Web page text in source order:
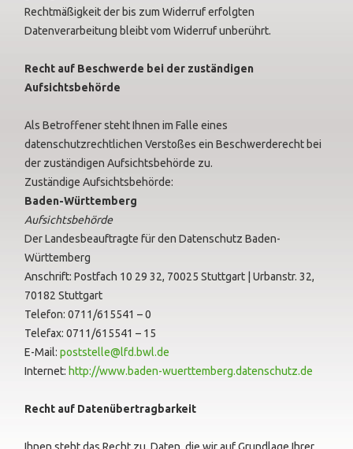
Rechtmäßigkeit der bis zum Widerruf erfolgten
Datenverarbeitung bleibt vom Widerruf unberührt.
Recht auf Beschwerde bei der zuständigen
Aufsichtsbehörde
Als Betroffener steht Ihnen im Falle eines
datenschutzrechtlichen Verstoßes ein Beschwerderecht bei
der zuständigen Aufsichtsbehörde zu.
Zuständige Aufsichtsbehörde:
Baden-Württemberg
Aufsichtsbehörde
Der Landesbeauftragte für den Datenschutz Baden-
Württemberg
Anschrift: Postfach 10 29 32, 70025 Stuttgart | Urbanstr. 32,
70182 Stuttgart
Telefon: 0711/615541 – 0
Telefax: 0711/615541 – 15
E-Mail: poststelle@lfd.bwl.de
Internet: http://www.baden-wuerttemberg.datenschutz.de
Recht auf Datenübertragbarkeit
Ihnen steht das Recht zu, Daten, die wir auf Grundlage Ihrer